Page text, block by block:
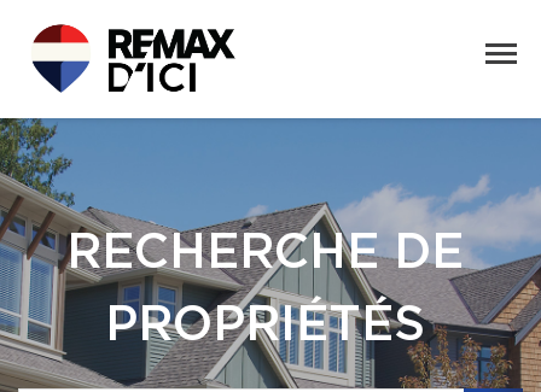
RECHERCHE DE
PROPRIÉTÉS